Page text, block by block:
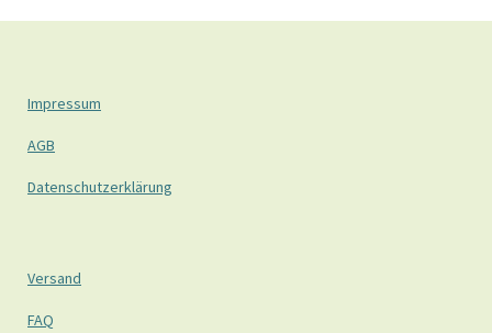
Impressum
AGB
Datenschutzerklärung
Versand
FAQ